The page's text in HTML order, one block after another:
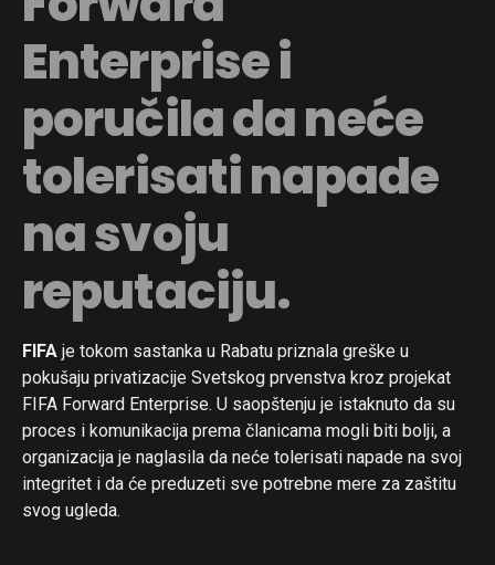
Enterprise i
poručila da neće
tolerisati napade
na svoju
reputaciju.
FIFA je tokom sastanka u Rabatu priznala greške u
pokušaju privatizacije Svetskog prvenstva kroz projekat
FIFA Forward Enterprise. U saopštenju je istaknuto da su
proces i komunikacija prema članicama mogli biti bolji, a
organizacija je naglasila da neće tolerisati napade na svoj
integritet i da će preduzeti sve potrebne mere za zaštitu
svog ugleda.